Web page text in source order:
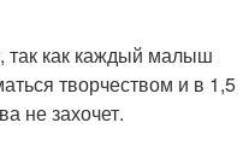
так как каждый малыш
творчеством и в 1,5
не захочет.